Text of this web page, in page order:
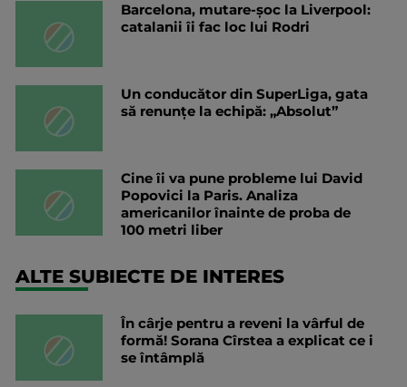
Barcelona, mutare-șoc la Liverpool:
catalanii îi fac loc lui Rodri
Un conducător din SuperLiga, gata
să renunțe la echipă: „Absolut”
Cine îi va pune probleme lui David
Popovici la Paris. Analiza
americanilor înainte de proba de
100 metri liber
ALTE SUBIECTE DE INTERES
În cârje pentru a reveni la vârful de
formă! Sorana Cîrstea a explicat ce i
se întâmplă